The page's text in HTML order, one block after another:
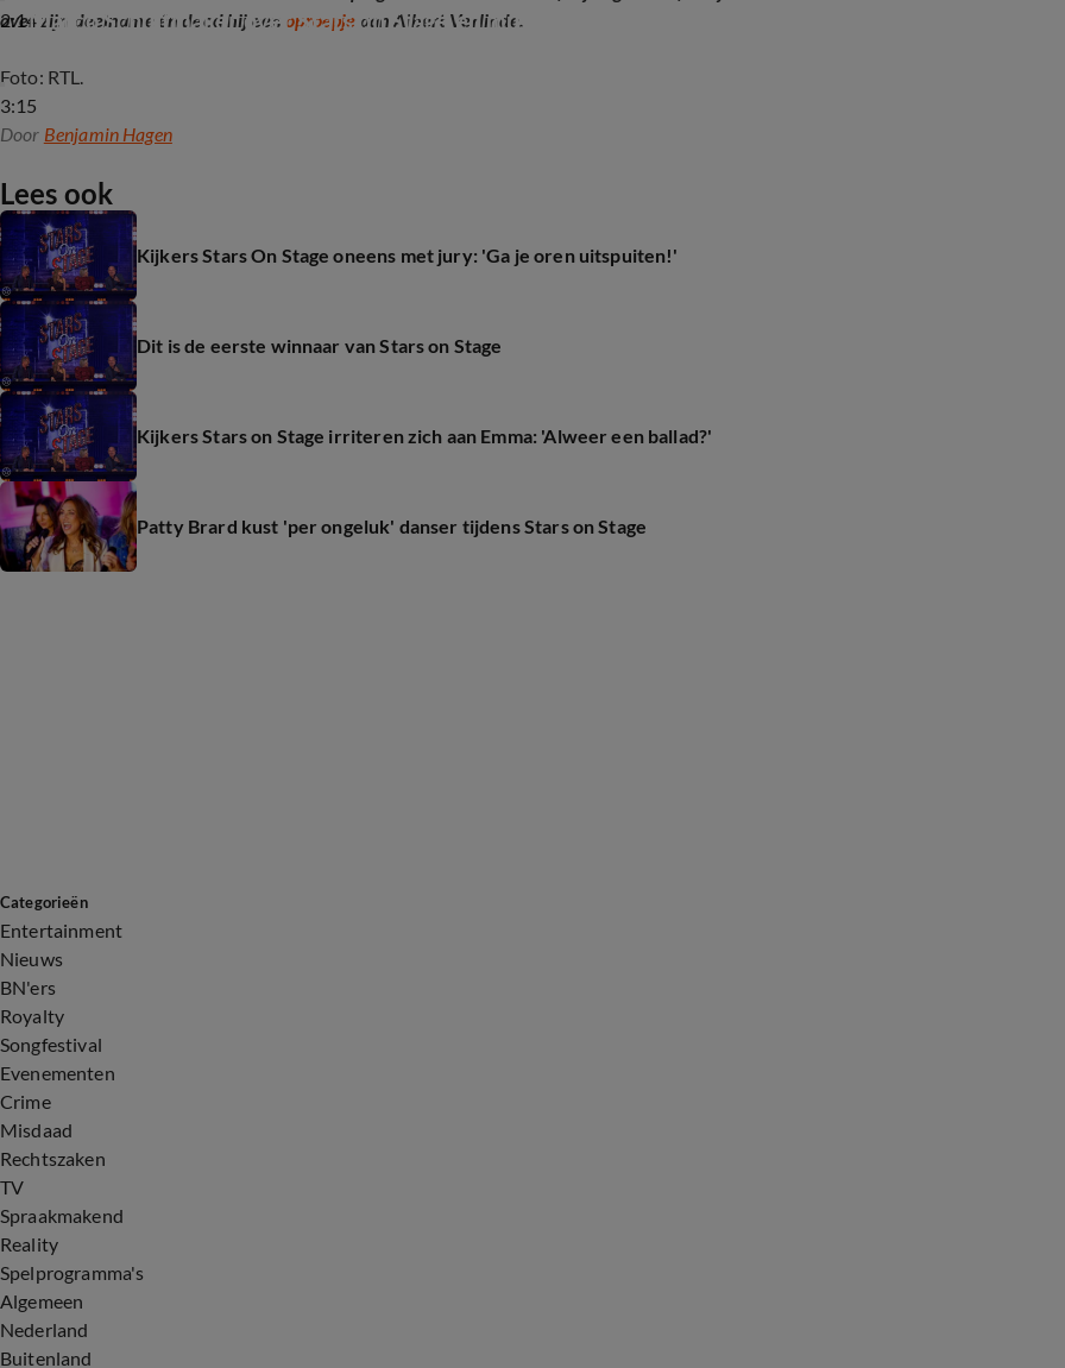
2:14
over zijn deelname én deed hij een oproepje aan Albert Verlinde.
3:15
Marco Schuitmaker over Stars on Stage en musicalrol
Foto: RTL.
Door Benjamin Hagen
Lees ook
Kijkers Stars On Stage oneens met jury: 'Ga je oren uitspuiten!'
Dit is de eerste winnaar van Stars on Stage
Kijkers Stars on Stage irriteren zich aan Emma: 'Alweer een ballad?'
Patty Brard kust 'per ongeluk' danser tijdens Stars on Stage
Categorieën
Entertainment
Nieuws
BN'ers
Royalty
Songfestival
Evenementen
Crime
Misdaad
Rechtszaken
TV
Spraakmakend
Reality
Spelprogramma's
Algemeen
Nederland
Buitenland